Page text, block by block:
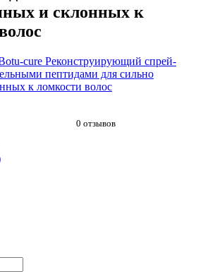
и склонных к
0 отзывов